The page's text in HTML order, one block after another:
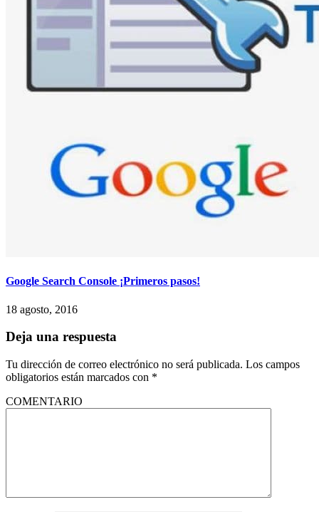
Google Search Console ¡Primeros pasos!
18 agosto, 2016
Deja una respuesta
Tu dirección de correo electrónico no será publicada. Los campos
obligatorios están marcados con *
COMENTARIO